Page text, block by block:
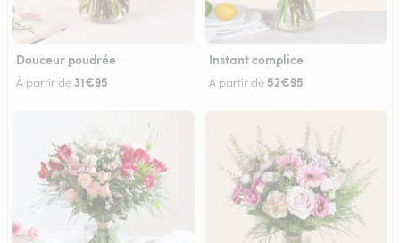
Douceur poudrée
À partir de 31€95
Instant complice
À partir de 52€95